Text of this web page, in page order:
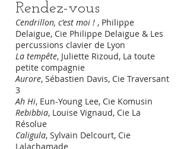
Rendez-vous
Cendrillon, c'est moi ! , Philippe
Delaigue, Cie Philippe Delaigue & Les
percussions clavier de Lyon
La tempête, Juliette Rizoud, La toute
petite compagnie
Aurore, Sébastien Davis, Cie Traversant
3
Ah Hi, Eun-Young Lee, Cie Komusin
Rebibbia, Louise Vignaud, Cie La
Résolue
Caligula, Sylvain Delcourt, Cie
Lalachamade